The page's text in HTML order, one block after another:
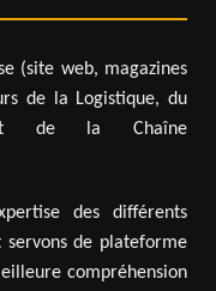
(site web, magazines
de la Logistique, du
et de la Chaîne
des différents
servons de plateforme
compréhension